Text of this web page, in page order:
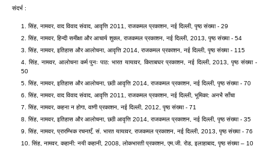
संदर्भ :
सिंह, नामवर, वाद विवाद संवाद, आवृत्ति 2011, राजकमल प्रकाशन, नई दिल्ली, पृष्ठ संख्या - 29
सिंह, नामवर, हिन्दी समीक्षा और आचार्य शुक्ल, राजकमल प्रकाशन, नई दिल्ली, 2013, पृष्ठ संख्या - 54
सिंह, नामवर, इतिहास और आलोचना, आवृत्ति 2014, राजकमल प्रकाशन, नई दिल्ली, पृष्ठ संख्या - 115
सिंह, नामवर, आलोचना कर्म पुनः पाठ: भारत यायावर, किताबघर प्रकाशन, नई दिल्ली, 2013, पृष्ठ संख्या -
50
सिंह, नामवर, इतिहास और आलोचना, छठी आवृत्ति 2014, राजकमल प्रकाशन, नई दिल्ली, पृष्ठ संख्या - 70
सिंह, नामवर, वाद विवाद संवाद, आवृत्ति 2011, राजकमल प्रकाशन, नई दिल्ली, भूमिका: अनभै साँचा
सिंह, नामवर, कहना न होगा, वाणी प्रकाशन, नई दिल्ली, 2012, पृष्ठ संख्या - 71
सिंह, नामवर, इतिहास और आलोचना, छठी आवृत्ति 2014, राजकमल प्रकाशन, नई दिल्ली, पृष्ठ संख्या - 35
सिंह, नामवर, प्रारम्भिक रचनाएँ, सं. भारत यायावर, राजकमल प्रकाशन, नई दिल्ली, 2013, पृष्ठ संख्या - 76
सिंह, नामवर, कहानी: नयी कहानी, 2008, लोकभारती प्रकाशन, एम.जी. रोड, इलाहाबाद, पृष्ठ संख्या – 10